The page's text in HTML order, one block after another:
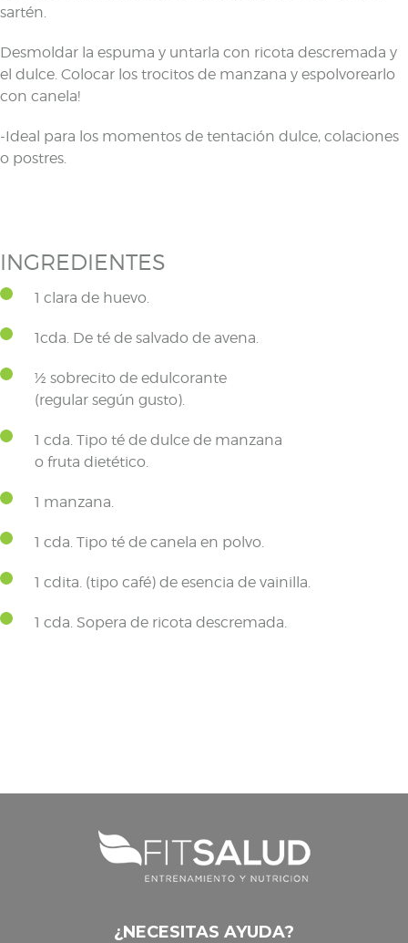
sartén.
Desmoldar la espuma y untarla con ricota descremada y
el dulce. Colocar los trocitos de manzana y espolvorearlo
con canela!
-Ideal para los momentos de tentación dulce, colaciones
o postres.
INGREDIENTES
1 clara de huevo.
1cda. De té de salvado de avena.
½ sobrecito de edulcorante
(regular según gusto).
1 cda. Tipo té de dulce de manzana
o fruta dietético.
1 manzana.
1 cda. Tipo té de canela en polvo.
1 cdita. (tipo café) de esencia de vainilla.
1 cda. Sopera de ricota descremada.
¿NECESITAS AYUDA?